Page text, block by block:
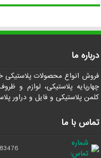
درباره ما
فروش انواع محصولات پلاستیکی
چهارپایه پلاستیکی، لوازم و
کلمن پلاستیکی و فایل و دراور
تماس با ما
شماره
تماس: